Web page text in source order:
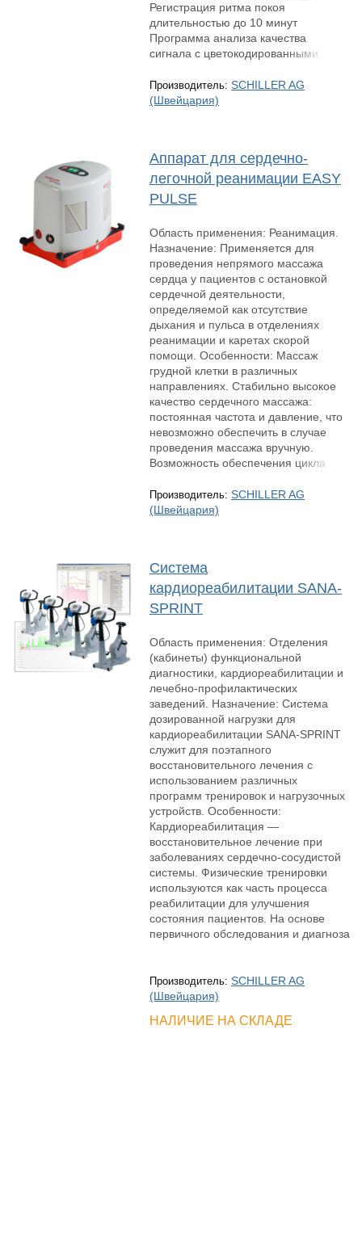
Регистрация ритма покоя
длительностью до 10 минут
Программа анализа качества
сигнала с цветокодированными
Производитель: SCHILLER AG
(Швейцария)
Аппарат для сердечно-
легочной реанимации EASY
PULSE
Область применения: Реанимация.
Назначение: Применяется для
проведения непрямого массажа
сердца у пациентов с остановкой
сердечной деятельности,
определяемой как отсутствие
дыхания и пульса в отделениях
реанимации и каретах скорой
помощи. Особенности: Массаж
грудной клетки в различных
направлениях. Стабильно высокое
качество сердечного массажа:
постоянная частота и давление, что
невозможно обеспечить в случае
проведения массажа вручную.
Возможность обеспечения цикла
Производитель: SCHILLER AG
(Швейцария)
Система
кардиореабилитации SANA-
SPRINT
Область применения: Отделения
(кабинеты) функциональной
диагностики, кардиореабилитации и
лечебно-профилактических
заведений. Назначение: Система
дозированной нагрузки для
кардиореабилитации SANA-SPRINT
служит для поэтапного
восстановительного лечения с
использованием различных
программ тренировок и нагрузочных
устройств. Особенности:
Кардиореабилитация —
восстановительное лечение при
заболеваниях сердечно-сосудистой
системы. Физические тренировки
используются как часть процесса
реабилитации для улучшения
состояния пациентов. На основе
первичного обследования и диагноза
Производитель: SCHILLER AG
(Швейцария)
НАЛИЧИЕ НА СКЛАДЕ